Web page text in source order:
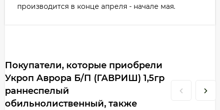
производится в конце апреля - начале мая.
Покупатели, которые приобрели
Укроп Аврора Б/П (ГАВРИШ) 1,5гр
раннеспелый
обильнолиственный, также